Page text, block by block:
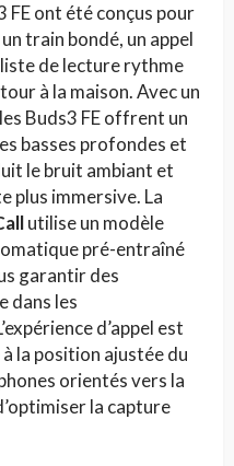
FE ont été conçus pour
train bondé, un appel
de lecture rythme
à la maison. Avec un
Buds3 FE offrent un
basses profondes et
le bruit ambiant et
plus immersive. La
utilise un modèle
pré-entraîné
garantir des
dans les
d’appel est
la position ajustée du
orientés vers la
la capture